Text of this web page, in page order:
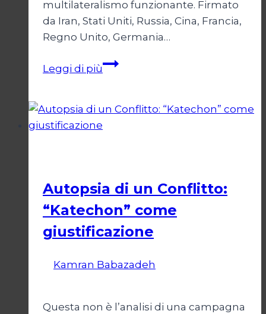
multilateralismo funzionante. Firmato
da Iran, Stati Uniti, Russia, Cina, Francia,
Regno Unito, Germania…
Leggi di piùJCPOA,
del
Diritto
Autopsia di un Conflitto:
“Katechon” come
giustificazione
Kamran Babazadeh
Questa non è l’analisi di una campagna